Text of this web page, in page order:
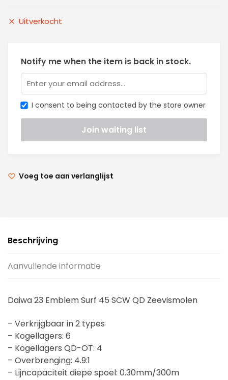
Uitverkocht
Notify me when the item is back in stock.
I consent to being contacted by the store owner
Voeg toe aan verlanglijst
Beschrijving
Aanvullende informatie
Daiwa 23 Emblem Surf 45 SCW QD Zeevismolen
– Verkrijgbaar in 2 types
– Kogellagers: 6
– Kogellagers QD-OT: 4
– Overbrenging: 4.9:1
– Lijncapaciteit diepe spoel: 0.30mm/300m